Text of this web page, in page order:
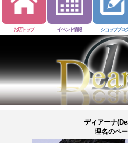
お店トップ イベント情報 ショップブロ
ディアーナ
理名のペ